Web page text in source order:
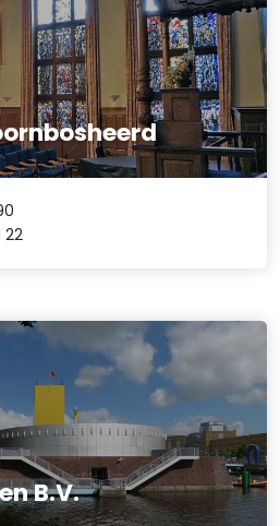
22
B.V.